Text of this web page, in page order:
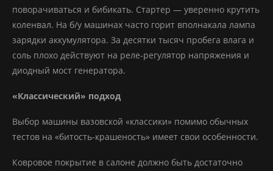
поворачиваться и бибикать. Стартер — уверенно крутить
коленвал. На б/у машинах часто горит вполнакала лампа
зарядки аккумулятора. За десятки тысяч пробега влага и
соль плохо действуют на реле-регулятор напряжения и
диодный мост генератора.
«Классический» подход
Выбор машины вазовской «классики» помимо обычных
тестов на «битость-крашеность» имеет свои особенности.
Ковровое покрытие в салоне должно быть достаточно